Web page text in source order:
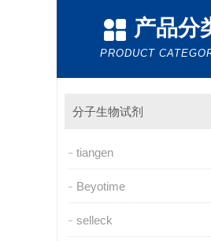
产品分
PRODUCT
分子生物试剂
tiangen
Beyotime
selleck